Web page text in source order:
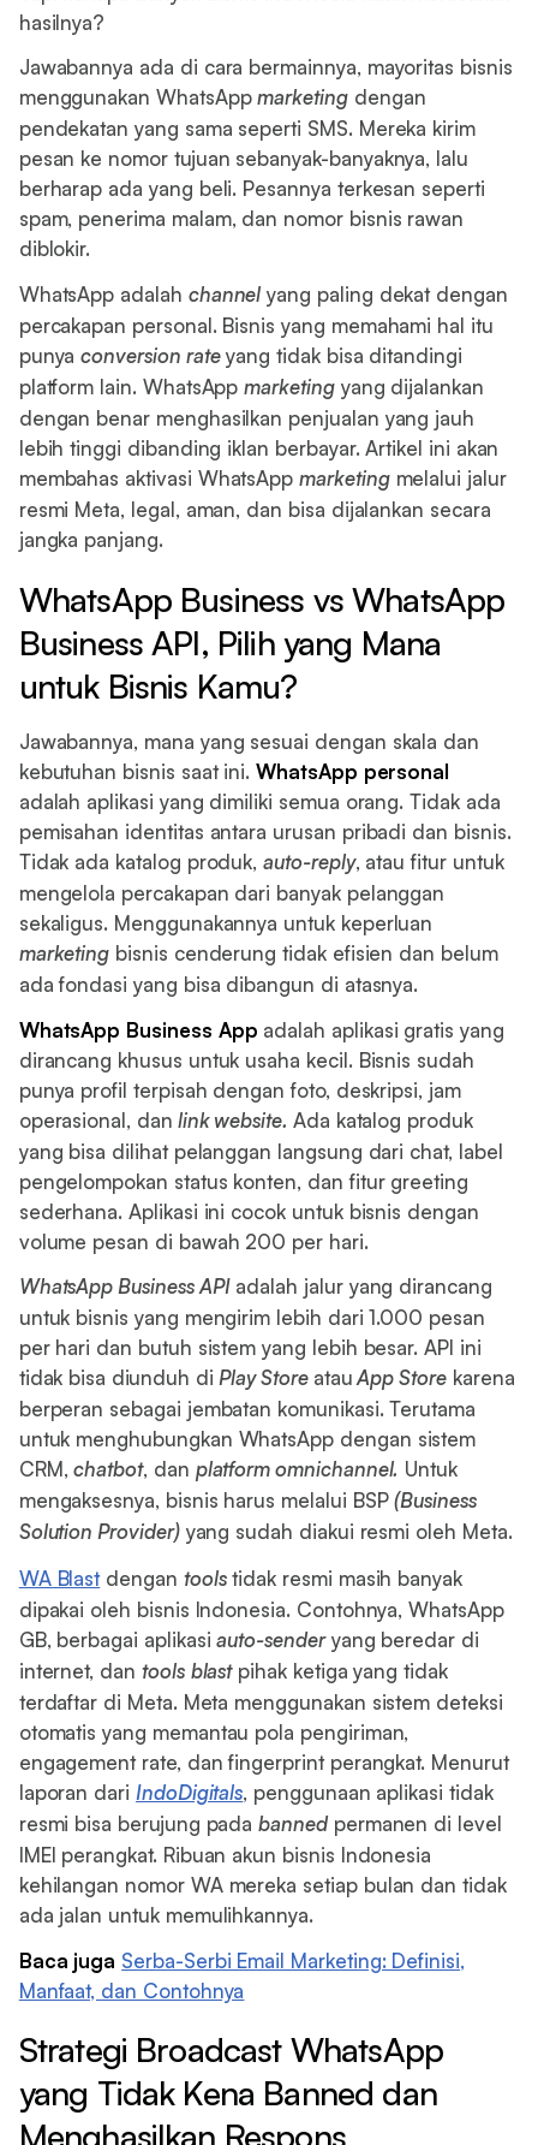
hasilnya?
Jawabannya ada di cara bermainnya, mayoritas bisnis
menggunakan WhatsAppmarketingdengan
pendekatan yang sama seperti SMS. Mereka kirim
pesan ke nomor tujuan sebanyak-banyaknya, lalu
berharap ada yang beli. Pesannya terkesan seperti
spam, penerima malam, dan nomor bisnis rawan
diblokir.
WhatsApp adalah channel yang paling dekat dengan
percakapan personal. Bisnis yang memahami hal itu
punyaconversion rateyang tidak bisa ditandingi
platform lain. WhatsAppmarketingyang dijalankan
dengan benar menghasilkan penjualan yang jauh
lebih tinggi dibanding iklan berbayar. Artikel ini akan
membahas aktivasi WhatsAppmarketingmelalui jalur
resmi Meta, legal, aman, dan bisa dijalankan secara
jangka panjang.
WhatsApp Business vs WhatsApp
Business API, Pilih yang Mana
untuk Bisnis Kamu?
Jawabannya, mana yang sesuai dengan skala dan
kebutuhan bisnis saat ini.WhatsApp personal
adalah aplikasi yang dimiliki semua orang. Tidak ada
pemisahan identitas antara urusan pribadi dan bisnis.
Tidak ada katalog produk,auto-reply, atau fitur untuk
mengelola percakapan dari banyak pelanggan
sekaligus. Menggunakannya untuk keperluan
marketing bisnis cenderung tidak efisien dan belum
ada fondasi yang bisa dibangun di atasnya.
WhatsApp Business App adalah aplikasi gratis yang
dirancang khusus untuk usaha kecil. Bisnis sudah
punya profil terpisah dengan foto, deskripsi, jam
operasional, dan link website. Ada katalog produk
yang bisa dilihat pelanggan langsung dari chat, label
pengelompokan status konten, dan fitur greeting
sederhana. Aplikasi ini cocok untuk bisnis dengan
volume pesan di bawah 200 per hari.
WhatsApp Business APIadalah jalur yang dirancang
untuk bisnis yang mengirim lebih dari 1.000 pesan
per hari dan butuh sistem yang lebih besar. API ini
tidak bisa diunduh diPlay Store atauApp Storekarena
berperan sebagai jembatan komunikasi. Terutama
untuk menghubungkan WhatsApp dengan sistem
CRM,chatbot, dan platform omnichannel. Untuk
mengaksesnya, bisnis harus melalui BSP(Business
Solution Provider)yang sudah diakui resmi oleh Meta.
WA Blastdengan toolstidak resmi masih banyak
dipakai oleh bisnis Indonesia. Contohnya, WhatsApp
GB, berbagai aplikasiauto-senderyang beredar di
internet, dan tools blastpihak ketiga yang tidak
terdaftar di Meta. Meta menggunakan sistem deteksi
otomatis yang memantau pola pengiriman,
engagement rate, dan fingerprint perangkat. Menurut
laporan dari IndoDigitals, penggunaan aplikasi tidak
resmi bisa berujung padabannedpermanen di level
IMEI perangkat. Ribuan akun bisnis Indonesia
kehilangan nomor WA mereka setiap bulan dan tidak
ada jalan untuk memulihkannya.
Baca juga Serba-Serbi Email Marketing: Definisi,
Manfaat, dan Contohnya
Strategi Broadcast WhatsApp
yang Tidak Kena Banned dan
Menghasilkan Respons